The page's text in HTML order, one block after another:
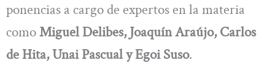
ponencias a cargo de expertos en la materia
comoMiguel Delibes, Joaquín Araújo, Carlos
de Hita, Unai Pascual y Egoi Suso.